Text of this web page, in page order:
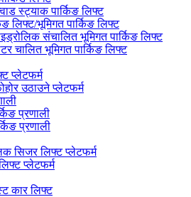
स्ट्याक पार्किङ लिफ्ट
लिफ्ट/भूमिगत पार्किङ लिफ्ट
संचालित भूमिगत पार्किङ लिफ्ट
चालित भूमिगत पार्किङ लिफ्ट
प्लेटफर्म
उठाउने प्लेटफर्म
प्रणाली
प्रणाली
सिजर लिफ्ट प्लेटफर्म
प्लेटफर्म
कार लिफ्ट